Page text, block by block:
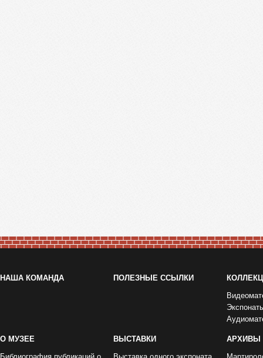
НАША КОМАНДА ПОЛЕЗНЫЕ ССЫЛКИ
О МУЗЕЕ
ВЫСТАВКИ
АРХИВЫ